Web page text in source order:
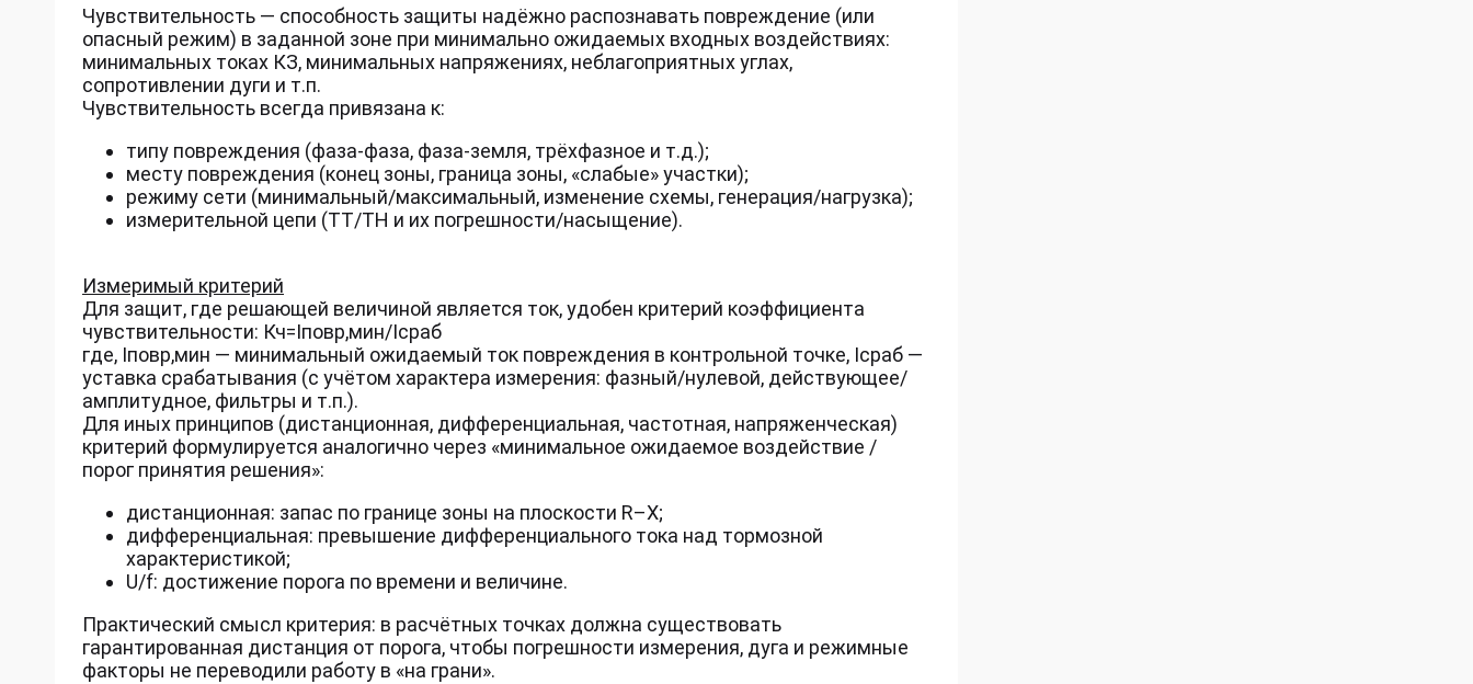
Чувствительность — способность защиты надёжно распознавать повреждение (или
опасный режим) в заданной зоне при минимально ожидаемых входных воздействиях:
минимальных токах КЗ, минимальных напряжениях, неблагоприятных углах,
сопротивлении дуги и т.п.
Чувствительность всегда привязана к:
типу повреждения (фаза-фаза, фаза-земля, трёхфазное и т.д.);
месту повреждения (конец зоны, граница зоны, «слабые» участки);
режиму сети (минимальный/максимальный, изменение схемы, генерация/нагрузка);
измерительной цепи (ТТ/ТН и их погрешности/насыщение).
Измеримый критерий
Для защит, где решающей величиной является ток, удобен критерий коэффициента
чувствительности: Кч=Iповр,мин/Iсраб
где, Iповр,мин — минимальный ожидаемый ток повреждения в контрольной точке, Iсраб —
уставка срабатывания (с учётом характера измерения: фазный/нулевой, действующее/
амплитудное, фильтры и т.п.).
Для иных принципов (дистанционная, дифференциальная, частотная, напряженческая)
критерий формулируется аналогично через «минимальное ожидаемое воздействие /
порог принятия решения»:
дистанционная: запас по границе зоны на плоскости R–X;
дифференциальная: превышение дифференциального тока над тормозной
характеристикой;
U/f: достижение порога по времени и величине.
Практический смысл критерия: в расчётных точках должна существовать
гарантированная дистанция от порога, чтобы погрешности измерения, дуга и режимные
факторы не переводили работу в «на грани».